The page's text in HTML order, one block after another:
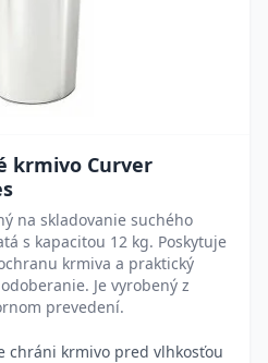
krmivo Curver
na skladovanie suchého
s kapacitou 12 kg. Poskytuje
krmiva a praktický
Je vyrobený z
prevedení.
chráni krmivo pred vlhkosťou